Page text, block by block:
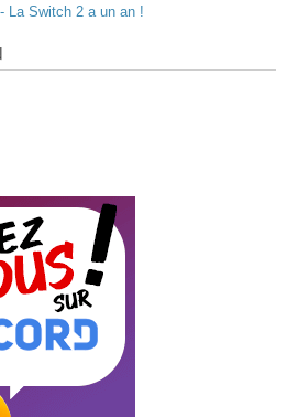
La Switch 2 a un an !